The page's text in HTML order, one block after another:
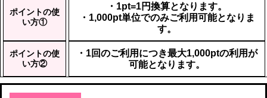
ポイントの使
い方①
・1pt=1円換算となります。
・1,000pt単位でのみご利用可能となりま
す。
ポイントの使
い方②
・1回のご利用につき最大1,000ptの利用が
可能となります。